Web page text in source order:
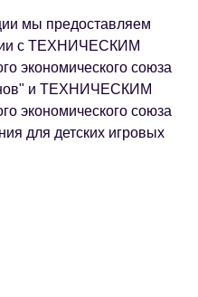
мы предоставляем
с ТЕХНИЧЕСКИМ
экономического союза
и ТЕХНИЧЕСКИМ
экономического союза
для детских игровых